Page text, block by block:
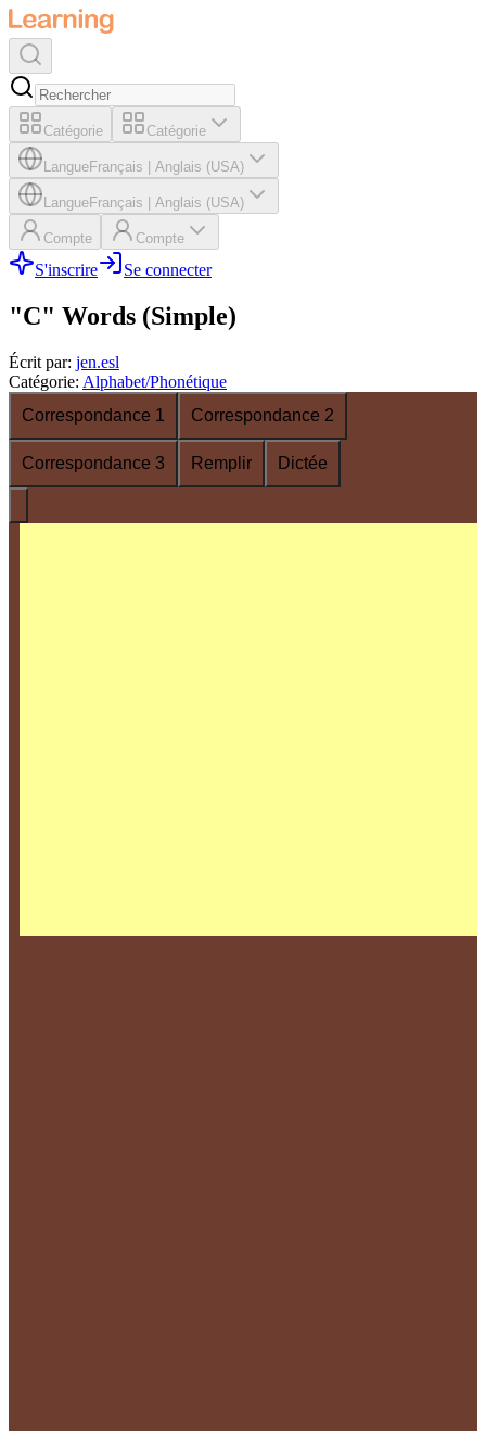
Catégorie Catégorie
LangueFrançais Anglais (USA)
LangueFrançais Anglais (USA)
Compte Compte
S'inscrire Se connecter
"C" Words (Simple)
Écrit par: jen.esl
Catégorie: Alphabet/Phonétique
Correspondance 1
Correspondance 2
Correspondance 3 Remplir Dictée